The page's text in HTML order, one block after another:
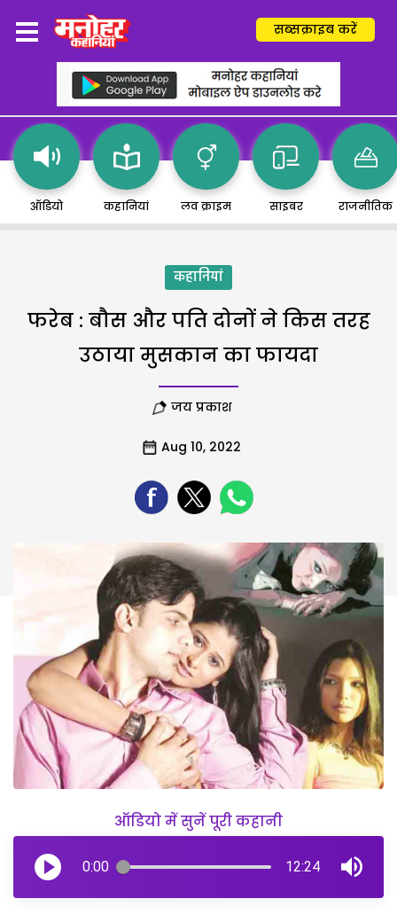
सब्सक्राइब करें
ऑडियो कहानियां लव क्राइम साइबर राजनीतिक
कहानियां
फरेब : बौस और पति दोनों ने किस तरह
उठाया मुसकान का फायदा
जय प्रकाश
Aug 10, 2022
ऑडियो में सुनें पूरी कहानी
0:00 12:24